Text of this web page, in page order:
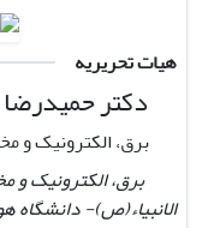
هیات تحریریه
دکتر
برق‌، الکترونیک و
برق‌، الکترونیک و
الانبیاء(ص)- دانشگاه